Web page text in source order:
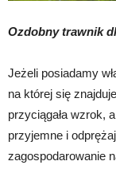
Ozdobny trawnik
Jeżeli posiadamy
na której się
przyciągała wzrok,
przyjemne i
zagospodarowanie